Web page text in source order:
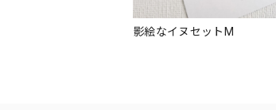
影絵なイヌセットM